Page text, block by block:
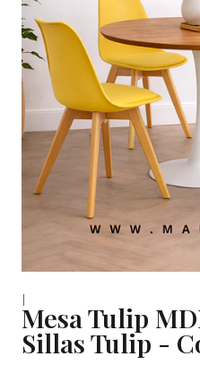
|
Mesa Tulip
Sillas Tulip -